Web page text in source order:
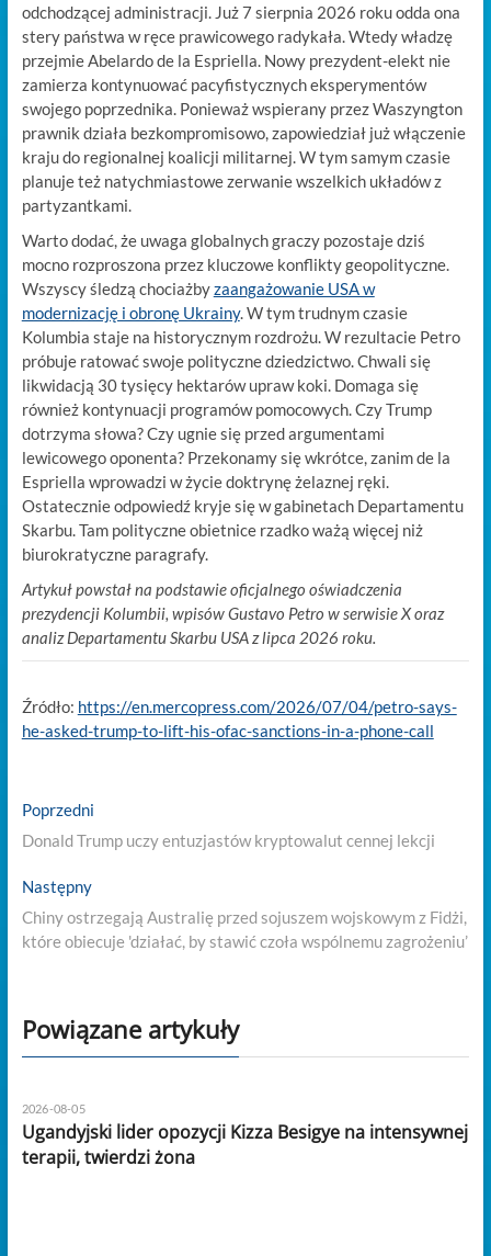
odchodzącej administracji. Już 7 sierpnia 2026 roku odda ona
stery państwa w ręce prawicowego radykała. Wtedy władzę
przejmie Abelardo de la Espriella. Nowy prezydent-elekt nie
zamierza kontynuować pacyfistycznych eksperymentów
swojego poprzednika. Ponieważ wspierany przez Waszyngton
prawnik działa bezkompromisowo, zapowiedział już włączenie
kraju do regionalnej koalicji militarnej. W tym samym czasie
planuje też natychmiastowe zerwanie wszelkich układów z
partyzantkami.
Warto dodać, że uwaga globalnych graczy pozostaje dziś
mocno rozproszona przez kluczowe konflikty geopolityczne.
Wszyscy śledzą chociażbyzaangażowanie USA w
modernizację i obronę Ukrainy. W tym trudnym czasie
Kolumbia staje na historycznym rozdrożu. W rezultacie Petro
próbuje ratować swoje polityczne dziedzictwo. Chwali się
likwidacją 30 tysięcy hektarów upraw koki. Domaga się
również kontynuacji programów pomocowych. Czy Trump
dotrzyma słowa? Czy ugnie się przed argumentami
lewicowego oponenta? Przekonamy się wkrótce, zanim de la
Espriella wprowadzi w życie doktrynę żelaznej ręki.
Ostatecznie odpowiedź kryje się w gabinetach Departamentu
Skarbu. Tam polityczne obietnice rzadko ważą więcej niż
biurokratyczne paragrafy.
Artykuł powstał na podstawie oficjalnego oświadczenia
prezydencji Kolumbii, wpisów Gustavo Petro w serwisie X oraz
analiz Departamentu Skarbu USA z lipca 2026 roku.
Źródło: https://en.mercopress.com/2026/07/04/petro-says-
he-asked-trump-to-lift-his-ofac-sanctions-in-a-phone-call
Nawigacja
wpisu
PoprzedniPrevious
Donald Trump uczy entuzjastów kryptowalut cennej lekcji
NastępnyNext
Chiny ostrzegają Australię przed sojuszem wojskowym z Fidżi,
które obiecuje 'działać, by stawić czoła wspólnemu zagrożeniu’
Powiązane artykuły
2026-08-05
Ugandyjski lider opozycji Kizza Besigye na intensywnej
terapii, twierdzi żona